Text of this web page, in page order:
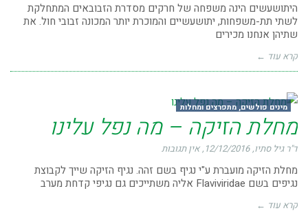
היתושעשים הינה משפחה של חרקים מסדרת הזבובאים המתחלקת
לשתי תת-משפחות, יתושעשיים והמוכרת יותר המכונה זבובי חול. את
שתיהן אנחנו מכירים
קרא עוד ←
מינים פולשים, מתפרצים ומחלות
מחלת הזיקה – מה נפל עלינו
ד"ר גיל סתיו 12/12/2016 אין תגובות
מחלת הזיקה מועברת ע"י נגיף בשם זהה. נגיף הזיקה שייך לקבוצת
נגיפים בשם Flaviviridae אליה משתייכים גם נגיפי קדחת מערב
קרא עוד ←